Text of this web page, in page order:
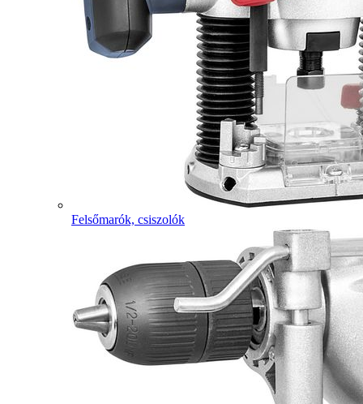
Felsőmarók, csiszolók